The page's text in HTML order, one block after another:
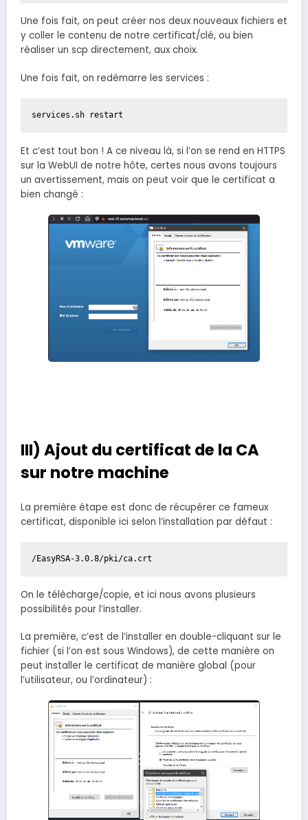
Une fois fait, on peut créer nos deux nouveaux fichiers et
y coller le contenu de notre certificat/clé, ou bien
réaliser un scp directement, aux choix.
Une fois fait, on redémarre les services :
services.sh restart
Et c’est tout bon ! A ce niveau là, si l’on se rend en HTTPS
sur la WebUI de notre hôte, certes nous avons toujours
un avertissement, mais on peut voir que le certificat a
bien changé :
III) Ajout du certificat de la CA
sur notre machine
La première étape est donc de récupérer ce fameux
certificat, disponible ici selon l’installation par défaut :
/EasyRSA-3.0.8/pki/ca.crt
On le télécharge/copie, et ici nous avons plusieurs
possibilités pour l’installer.
La première, c’est de l’installer en double-cliquant sur le
fichier (si l’on est sous Windows), de cette manière on
peut installer le certificat de manière global (pour
l’utilisateur, ou l’ordinateur) :